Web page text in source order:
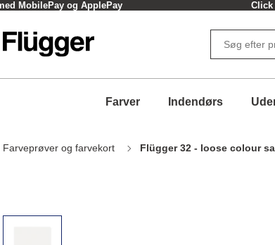
MobilePay og ApplePay Click
Farver Indendørs
Farveprøver og farvekort Flügger 32 - loose colour